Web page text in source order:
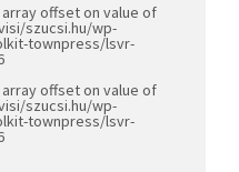
offset on value of
szucsi.hu/wp-
townpress/lsvr-
offset on value of
szucsi.hu/wp-
townpress/lsvr-